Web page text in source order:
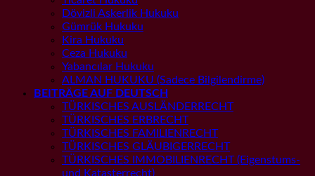
Dövizli Askerlik Hukuku
Gümrük Hukuku
Kira Hukuku
Ceza Hukuku
Yabancılar Hukuku
ALMAN HUKUKU (Sadece Bilgilendirme)
BEITRÄGE AUF DEUTSCH
TÜRKISCHES AUSLÄNDERRECHT
TÜRKISCHES ERBRECHT
TÜRKISCHES FAMILIENRECHT
TÜRKISCHES GLÄUBIGERRECHT
TÜRKISCHES IMMOBILIENRECHT (Eigenstums-
und Katasterrecht)